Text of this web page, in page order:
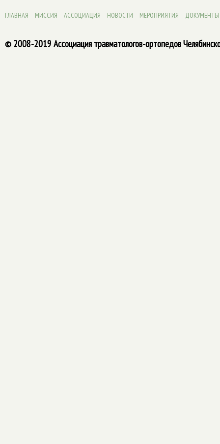
ГЛАВНАЯ МИССИЯ АССОЦИАЦИЯ НОВОСТИ МЕРОПРИЯТИЯ ДОКУМЕНТЫ
© 2008-2019 Ассоциация травматологов-ортопедов